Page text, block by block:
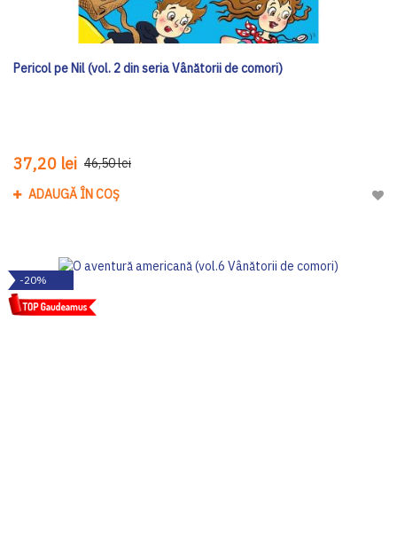
Pericol pe Nil (vol. 2 din seria Vânătorii de comori)
37,20 lei 46,50 lei
ADAUGĂ ÎN COȘ
-20%